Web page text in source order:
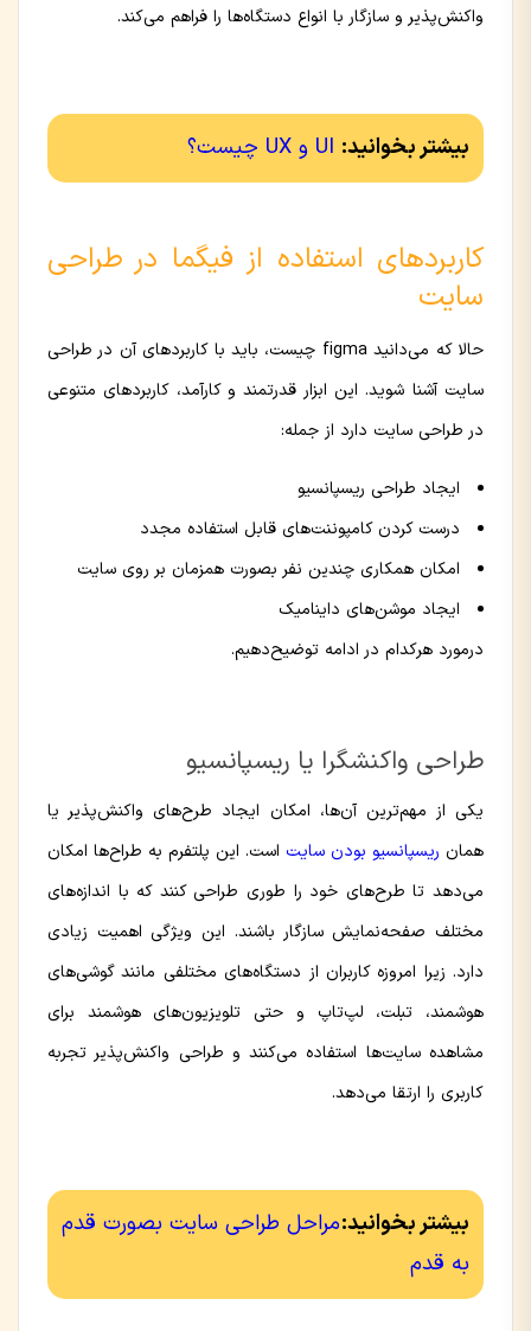
واکنش‌پذیر و سازگار با انواع دستگاه‌ها را فراهم می‌کند.
بیشتر بخوانید: UI و UX چیست؟
کاربردهای استفاده از فیگما در طراحی
سایت
حالا که می‌دانید figma چیست، باید با کاربردهای آن در طراحی
سایت آشنا شوید. این ابزار قدرتمند و کارآمد، کاربردهای متنوعی
در طراحی سایت دارد از جمله:
ایجاد طراحی ریسپانسیو
درست کردن کامپوننت‌های قابل استفاده مجدد
امکان همکاری چندین نفر بصورت همزمان بر روی سایت
ایجاد موشن‌های داینامیک
درمورد هرکدام در ادامه توضیح‌دهیم.
طراحی واکنشگرا یا ریسپانسیو
یکی از مهم‌ترین آن‌ها، امکان ایجاد طرح‌های واکنش‌پذیر یا
همان ریسپانسیو بودن سایت است. این پلتفرم به طراح‌ها امکان
می‌دهد تا طرح‌های خود را طوری طراحی کنند که با اندازه‌های
مختلف صفحه‌نمایش سازگار باشند. این ویژگی اهمیت زیادی
دارد. زیرا امروزه کاربران از دستگاه‌های مختلفی مانند گوشی‌های
هوشمند، تبلت، لپ‌تاپ و حتی تلویزیون‌های هوشمند برای
مشاهده سایت‌ها استفاده می‌کنند و طراحی واکنش‌پذیر تجربه
کاربری را ارتقا می‌دهد.
بیشتر بخوانید:مراحل طراحی سایت بصورت قدم
به قدم